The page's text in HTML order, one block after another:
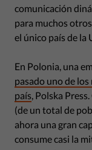
comunicación
para muchos
el único país de la
En Polonia, una
pasado uno de
país , Polska
(de un total de
ahora una gran
consume casi la